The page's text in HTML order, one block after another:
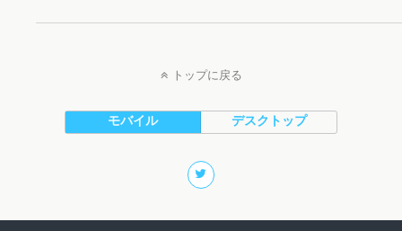
トップに戻る
モバイル デスクトップ